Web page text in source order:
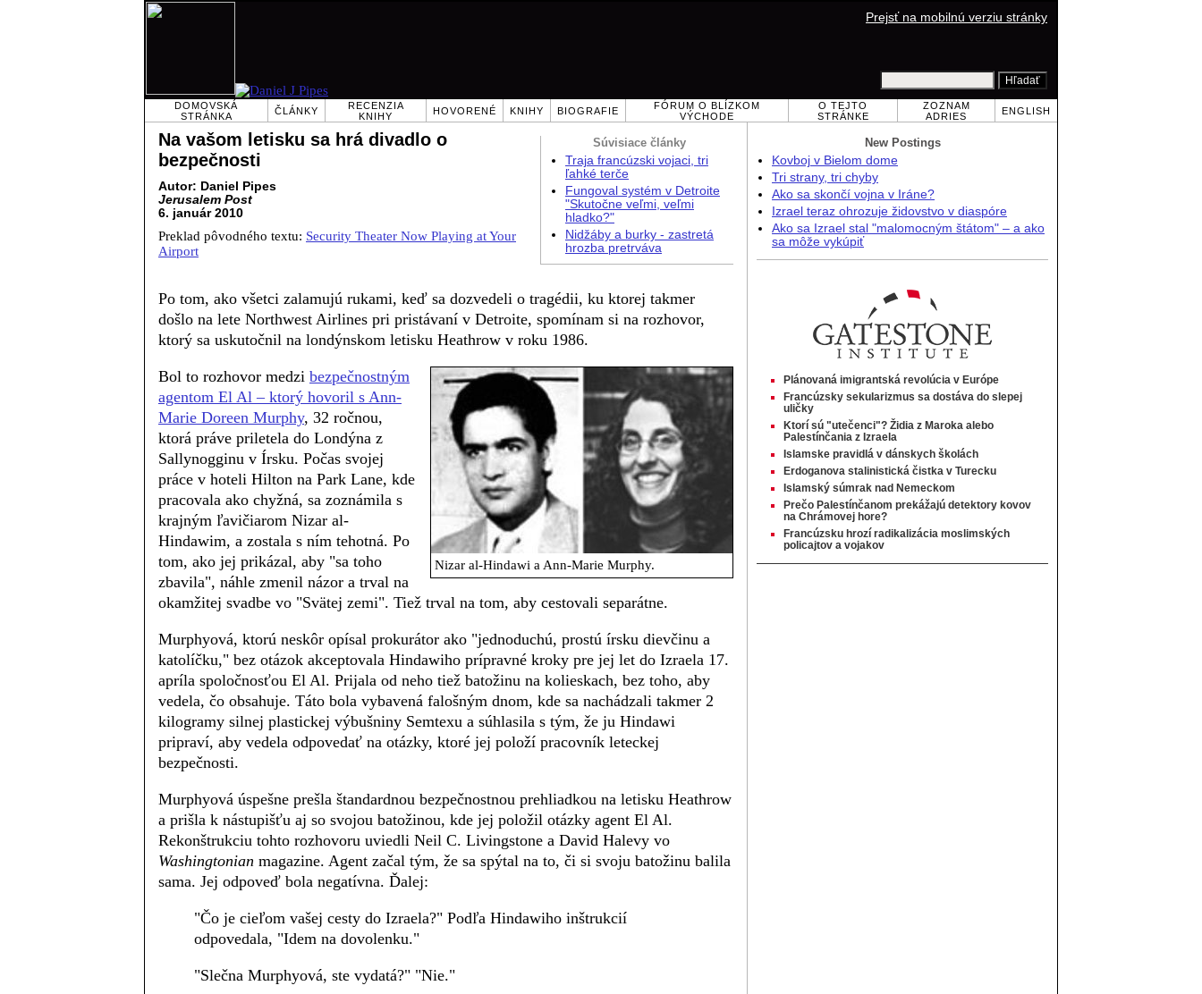
Prejsť na mobilnú verziu stránky
DOMOVSKÁ
STRÁNKA
ČLÁNKY
RECENZIA
KNIHY
HOVORENÉ KNIHY BIOGRAFIE
FÓRUM O BLÍZKOM
VÝCHODE
O TEJTO
STRÁNKE
ZOZNAM
ADRIES
ENGLISH
Súvisiace články
Traja francúzski vojaci, tri
ľahké terče
Fungoval systém v Detroite
"Skutočne veľmi, veľmi
hladko?"
Nidžáby a burky - zastretá
hrozba pretrváva
Na vašom letisku sa hrá divadlo o
bezpečnosti
Autor: Daniel Pipes
Jerusalem Post
6. január 2010
Preklad pôvodného textu: Security Theater Now Playing at Your
Airport
Po tom, ako všetci zalamujú rukami, keď sa dozvedeli o tragédii, ku ktorej takmer
došlo na lete Northwest Airlines pri pristávaní v Detroite, spomínam si na rozhovor,
ktorý sa uskutočnil na londýnskom letisku Heathrow v roku 1986.
Nizar al-Hindawi a Ann-Marie Murphy.
Bol to rozhovor medzi bezpečnostným
agentom El Al – ktorý hovoril s Ann-
Marie Doreen Murphy, 32 ročnou,
ktorá práve priletela do Londýna z
Sallynogginu v Írsku. Počas svojej
práce v hoteli Hilton na Park Lane, kde
pracovala ako chyžná, sa zoznámila s
krajným ľavičiarom Nizar al-
Hindawim, a zostala s ním tehotná. Po
tom, ako jej prikázal, aby "sa toho
zbavila", náhle zmenil názor a trval na
okamžitej svadbe vo "Svätej zemi". Tiež trval na tom, aby cestovali separátne.
Murphyová, ktorú neskôr opísal prokurátor ako "jednoduchú, prostú írsku dievčinu a
katolíčku," bez otázok akceptovala Hindawiho prípravné kroky pre jej let do Izraela 17.
apríla spoločnosťou El Al. Prijala od neho tiež batožinu na kolieskach, bez toho, aby
vedela, čo obsahuje. Táto bola vybavená falošným dnom, kde sa nachádzali takmer 2
kilogramy silnej plastickej výbušniny Semtexu a súhlasila s tým, že ju Hindawi
pripraví, aby vedela odpovedať na otázky, ktoré jej položí pracovník leteckej
bezpečnosti.
Murphyová úspešne prešla štandardnou bezpečnostnou prehliadkou na letisku Heathrow
a prišla k nástupišťu aj so svojou batožinou, kde jej položil otázky agent El Al.
Rekonštrukciu tohto rozhovoru uviedli Neil C. Livingstone a David Halevy vo
Washingtonian magazine. Agent začal tým, že sa spýtal na to, či si svoju batožinu balila
sama. Jej odpoveď bola negatívna. Ďalej:
"Čo je cieľom vašej cesty do Izraela?" Podľa Hindawiho inštrukcií
odpovedala, "Idem na dovolenku."
"Slečna Murphyová, ste vydatá?" "Nie."
New Postings
Kovboj v Bielom dome
Tri strany, tri chyby
Ako sa skončí vojna v Iráne?
Izrael teraz ohrozuje židovstvo v diaspóre
Ako sa Izrael stal "malomocným štátom" – a ako
sa môže vykúpiť
Plánovaná imigrantská revolúcia v Európe
Francúzsky sekularizmus sa dostáva do slepej
uličky
Ktorí sú "utečenci"? Židia z Maroka alebo
Palestínčania z Izraela
Islamske pravidlá v dánskych školách
Erdoganova stalinistická čistka v Turecku
Islamský súmrak nad Nemeckom
Prečo Palestínčanom prekážajú detektory kovov
na Chrámovej hore?
Francúzsku hrozí radikalizácia moslimských
policajtov a vojakov